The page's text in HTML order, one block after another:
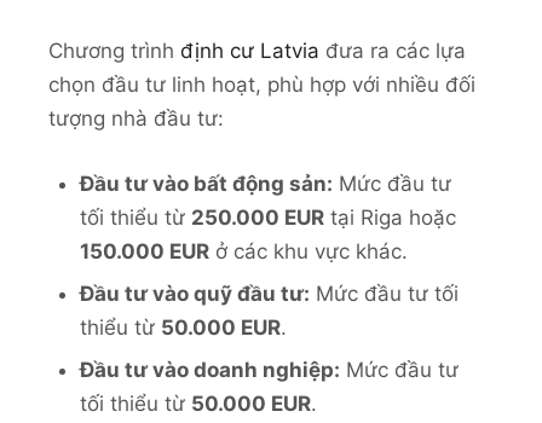
Chương trình định cư Latvia đưa ra các lựa
chọn đầu tư linh hoạt, phù hợp với nhiều đối
tượng nhà đầu tư:
Đầu tư vào bất động sản: Mức đầu tư
tối thiểu từ 250.000 EURtại Riga hoặc
150.000 EURở các khu vực khác.
Đầu tư vào quỹ đầu tư: Mức đầu tư tối
thiểu từ 50.000 EUR.
Đầu tư vào doanh nghiệp: Mức đầu tư
tối thiểu từ 50.000 EUR.